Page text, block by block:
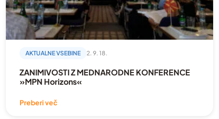
AKTUALNE VSEBINE 2. 9. 18.
ZANIMIVOSTI Z MEDNARODNE KONFERENCE
»MPN Horizons«
Preberi več